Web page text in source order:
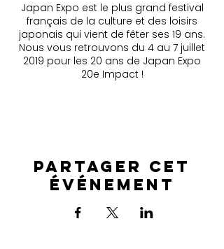
Japan Expo est le plus grand festival
français de la culture et des loisirs
japonais qui vient de fêter ses 19 ans.
Nous vous retrouvons du 4 au 7 juillet
2019 pour les 20 ans de Japan Expo
20e Impact !
Partager cet
événement